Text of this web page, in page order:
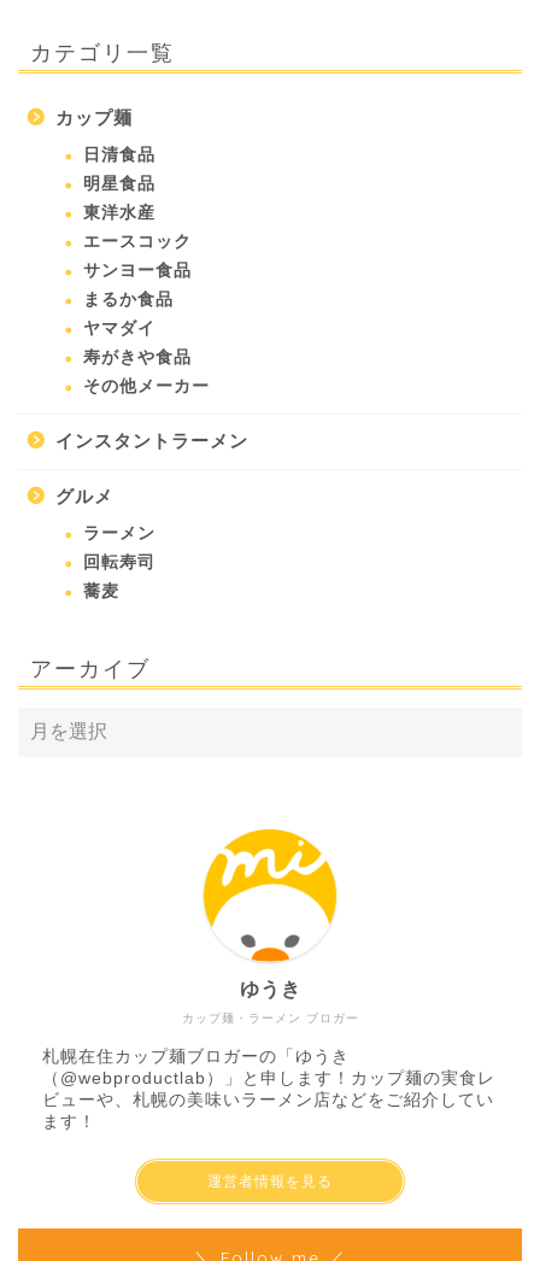
カテゴリ一覧
カップ麺
日清食品
明星食品
東洋水産
エースコック
サンヨー食品
まるか食品
ヤマダイ
寿がきや食品
その他メーカー
インスタントラーメン
グルメ
ラーメン
回転寿司
蕎麦
アーカイブ
カップ麺・ラーメン ブロガー
ゆうき
札幌在住カップ麺ブロガーの「ゆうき
（ @webproductlab ）」と申します！カップ麺の実食レ
ビューや、札幌の美味いラーメン店などをご紹介してい
ます！
運営者情報を見る
＼ Follow me ／